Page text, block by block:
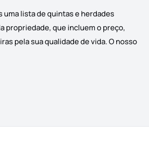
uma lista de quintas e herdades
propriedade, que incluem o preço,
pela sua qualidade de vida. O nosso